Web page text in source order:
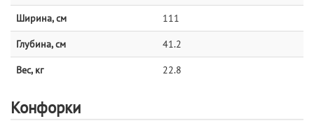
Ширина, см 111
Глубина, см 41.2
Вес, кг 22.8
Конфорки